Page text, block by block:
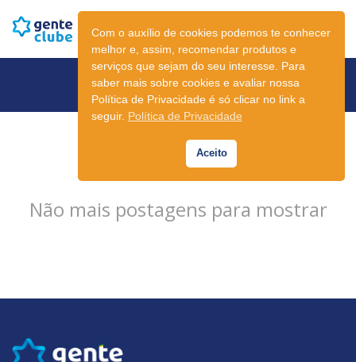
Newsletter
Não mais postagens para mostrar
Com o auxílio de cookies podemos te conhecer
melhor e, assim, recomendar produtos e
serviços que sejam do seu interesse. Para
saber mais sobre cookies e avaliar nossa
Política de Privacidade é só clicar no link a
seguir. Política de Privacidade
Aceito